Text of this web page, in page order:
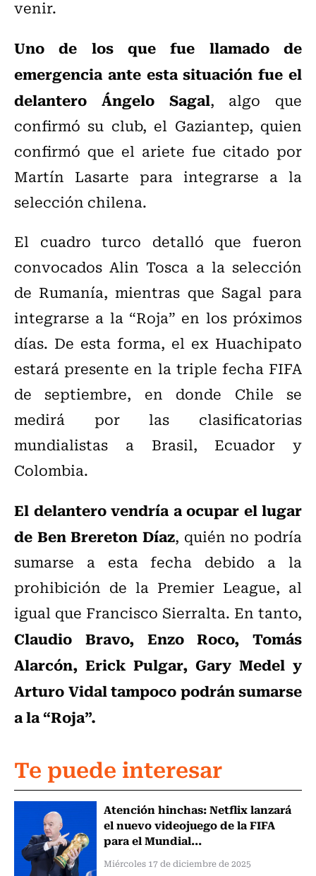
venir.
Uno de los que fue llamado de
emergencia ante esta situación fue el
delantero Ángelo Sagal, algo que
confirmó su club, el Gaziantep, quien
confirmó que el ariete fue citado por
Martín Lasarte para integrarse a la
selección chilena.
El cuadro turco detalló que fueron
convocados Alin Tosca a la selección
de Rumanía, mientras que Sagal para
integrarse a la “Roja” en los próximos
días. De esta forma, el ex Huachipato
estará presente en la triple fecha FIFA
de septiembre, en donde Chile se
medirá por las clasificatorias
mundialistas a Brasil, Ecuador y
Colombia.
El delantero vendría a ocupar el lugar
de Ben Brereton Díaz, quién no podría
sumarse a esta fecha debido a la
prohibición de la Premier League, al
igual que Francisco Sierralta. En tanto,
Claudio Bravo, Enzo Roco, Tomás
Alarcón, Erick Pulgar, Gary Medel y
Arturo Vidal tampoco podrán sumarse
a la “Roja”.
Te puede interesar
Atención hinchas: Netflix lanzará
el nuevo videojuego de la FIFA
para el Mundial...
Miércoles 17 de diciembre de 2025